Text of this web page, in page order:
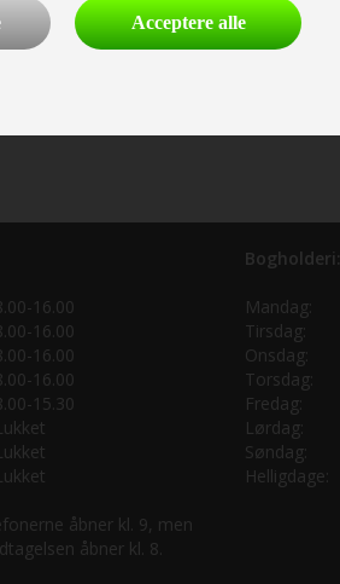
16.00
16.00
16.00
16.00
15.30
åbner kl. 9, men
åbner kl. 8.
Bogholderi:
Mandag:
Tirsdag:
Onsdag:
Torsdag:
Fredag:
Lørdag:
Søndag:
Helligdage:
Acceptere alle